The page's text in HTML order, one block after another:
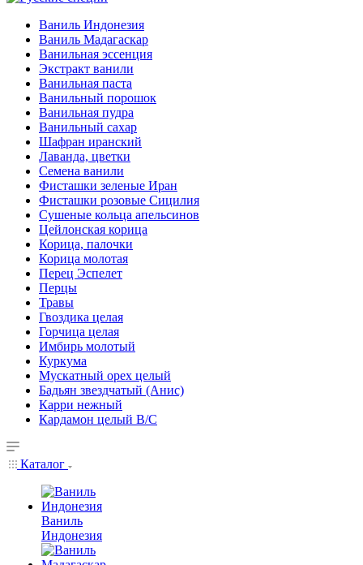
Ваниль Индонезия
Ваниль Мадагаскар
Ванильная эссенция
Экстракт ванили
Ванильная паста
Ванильный порошок
Ванильная пудра
Ванильный сахар
Шафран иранский
Лаванда, цветки
Семена ванили
Фисташки зеленые Иран
Фисташки розовые Сицилия
Сушеные кольца апельсинов
Цейлонская корица
Корица, палочки
Корица молотая
Перец Эспелет
Перцы
Травы
Гвоздика целая
Горчица целая
Имбирь молотый
Куркума
Мускатный орех целый
Бадьян звездчатый (Анис)
Карри нежный
Кардамон целый В/С
Каталог
Ваниль
Индонезия